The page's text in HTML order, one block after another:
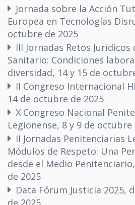
Jornada sobre la Acción
Europea en Tecnologías
octubre de 2025
III Jornadas Retos
Sanitario: Condiciones
diversidad, 14 y 15 de
II Congreso Internacional
14 de octubre de 2025
X Congreso Nacional
Legionense, 8 y 9 de octubre
II Jornadas Penitenciarias
Módulos de Respeto: Una
desde el Medio
de 2025
Data Fórum Justicia 2025,
de 2025